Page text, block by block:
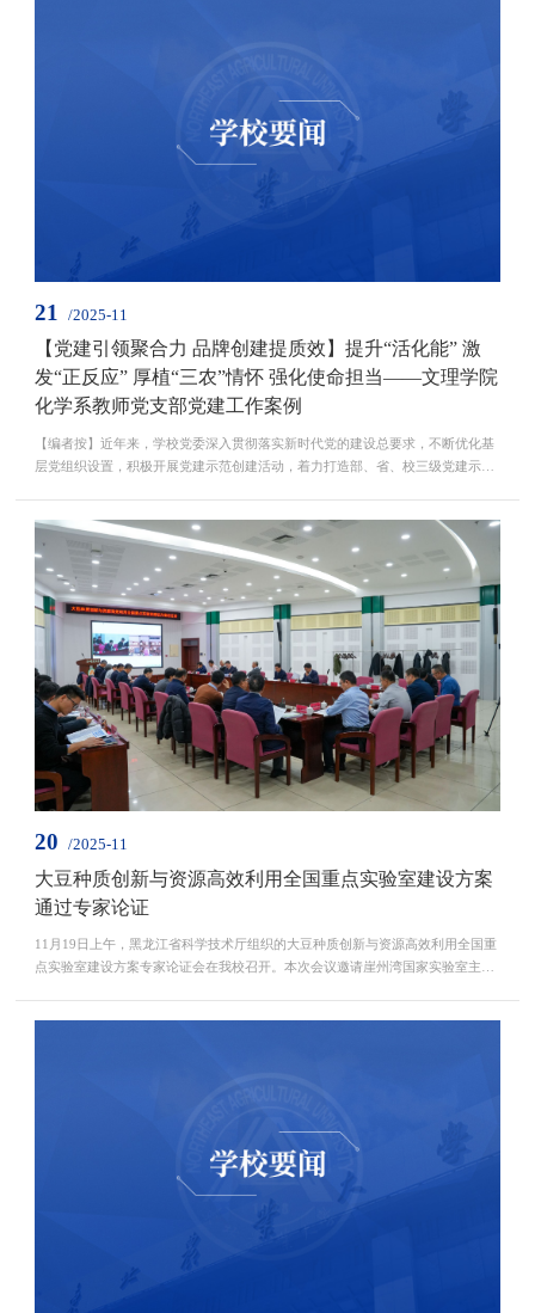
21 /2025-11
【党建引领聚合力 品牌创建提质效】提升“活化能” 激
发“正反应” 厚植“三农”情怀 强化使命担当——文理学院
化学系教师党支部党建工作案例
【编者按】近年来，学校党委深入贯彻落实新时代党的建设总要求，不断优化基
层党组织设置，积极开展党建示范创建活动，着力打造部、省、校三级党建示范
栏，旨在深化党建示范创建成果，全力营造“比学赶超，争先进位”浓厚氛围，以
点带面发挥引领示范带动作用，激励全校各级党...
20 /2025-11
大豆种质创新与资源高效利用全国重点实验室建设方案
通过专家论证
11月19日上午，黑龙江省科学技术厅组织的大豆种质创新与资源高效利用全国重
点实验室建设方案专家论证会在我校召开。本次会议邀请崖州湾国家实验室主